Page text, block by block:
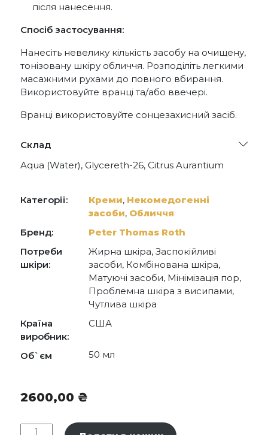
після нанесення.
Спосіб застосування:
Нанесіть невелику кількість засобу на очищену,
тонізовану шкіру обличчя. Розподіліть легкими
масажними рухами до повного вбирання.
Використовуйте вранці та/або ввечері.
Вранці використовуйте сонцезахисний засіб.
Склад
Aqua (Water), Glycereth-26, Citrus Aurantium
Hyaluronate, Amylopectin, Lithothamnion
Calcareum Extract, Aloe Barbadensis Leaf Juice,
Lactic Acid, Panthenol, Citric Acid, Xanthan Gum,
Carbomer, Sodium Phytate, Potassium Sorbate,
Sodium Benzoate, Hydroxyethylcellulose,
Methylglucamine, Pentylene Glycol,
Ethylhexylglycerin, Sodium
Acryloyldimethyltaurate/VP Crosspolymer, t-Butyl
Alcohol, Phenoxyethanol
Категорії: Креми, Некомедогенні
засоби, Обличчя
Бренд:
Peter Thomas Roth
Потреби
шкіри:
Жирна шкіра, Заспокійливі
засоби, Комбінована шкіра,
Матуючі засоби, Мінімізація пор,
Проблемна шкіра з висипами,
Чутлива шкіра
Країна
виробник:
США
Об`єм 50 мл
2600,00 ₴
Peter